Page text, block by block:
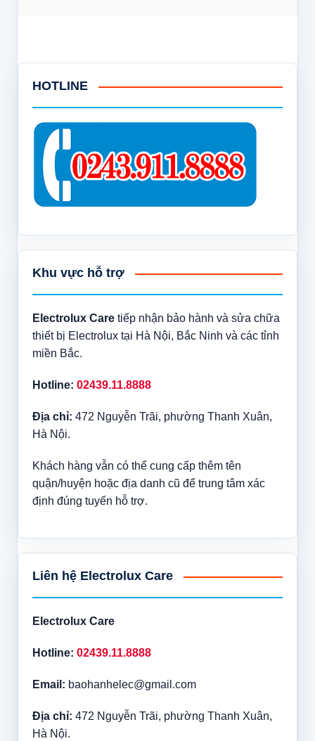
HOTLINE
Khu vực hỗ trợ
Electrolux Caretiếp nhận bảo hành và sửa chữa
thiết bị Electrolux tại Hà Nội, Bắc Ninh và các tỉnh
miền Bắc.
Hotline: 02439.11.8888
Địa chỉ: 472 Nguyễn Trãi, phường Thanh Xuân,
Hà Nội.
Khách hàng vẫn có thể cung cấp thêm tên
quận/huyện hoặc địa danh cũ để trung tâm xác
định đúng tuyến hỗ trợ.
Liên hệ Electrolux Care
Electrolux Care
Hotline: 02439.11.8888
Email: baohanhelec@gmail.com
Địa chỉ: 472 Nguyễn Trãi, phường Thanh Xuân,
Hà Nội.